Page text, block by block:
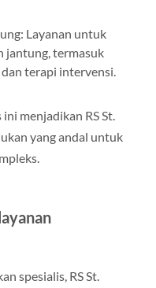
Layanan untuk
jantung, termasuk
terapi intervensi.
menjadikan RS St.
yang andal untuk
spesialis, RS St.